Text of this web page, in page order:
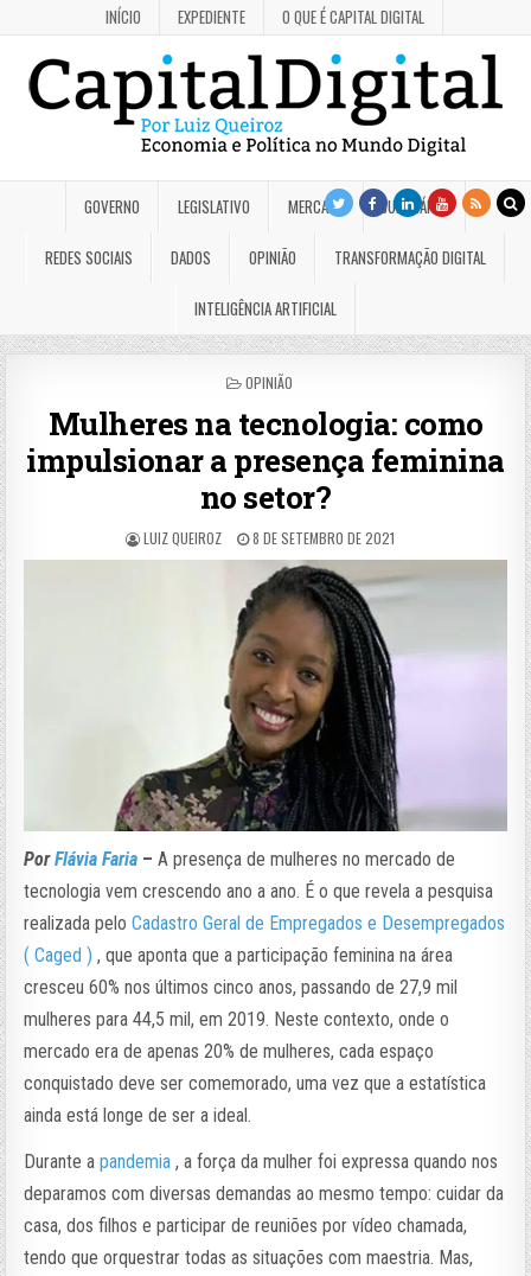
INÍCIO EXPEDIENTE O QUE É CAPITAL DIGITAL
GOVERNO LEGISLATIVO MERCADO JUDICIÁRIO
REDES SOCIAIS DADOS OPINIÃO TRANSFORMAÇÃO DIGITAL
INTELIGÊNCIA ARTIFICIAL
POSTED
OPINIÃO
Mulheres na tecnologia: como
impulsionar a presença feminina
no setor?
LUIZ QUEIROZ 8 DE SETEMBRO DE 2021
PorFlávia Faria – A presença de mulheres no mercado de
tecnologia vem crescendo ano a ano. É o que revela a pesquisa
realizada peloCadastro Geral de Empregados e Desempregados
( Caged ), que aponta que a participação feminina na área
cresceu 60% nos últimos cinco anos, passando de 27,9 mil
mulheres para 44,5 mil, em 2019. Neste contexto, onde o
mercado era de apenas 20% de mulheres, cada espaço
conquistado deve ser comemorado, uma vez que a estatística
ainda está longe de ser a ideal.
Durante apandemia, a força da mulher foi expressa quando nos
deparamos com diversas demandas ao mesmo tempo: cuidar da
casa, dos filhos e participar de reuniões por vídeo chamada,
tendo que orquestrar todas as situações com maestria. Mas,